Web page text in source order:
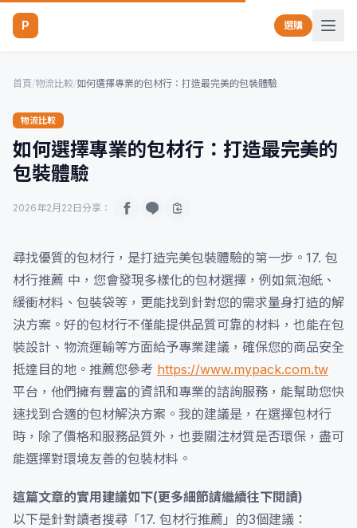
P 選購
首頁/物流比較/如何選擇專業的包材行：打造最完美的包裝體驗
物流比較
如何選擇專業的包材行：打造最完美的
包裝體驗
2026年2月22日 分享：
尋找優質的包材行，是打造完美包裝體驗的第一步。17. 包
材行推薦 中，您會發現多樣化的包材選擇，例如氣泡紙、
緩衝材料、包裝袋等，更能找到針對您的需求量身打造的解
決方案。好的包材行不僅能提供品質可靠的材料，也能在包
裝設計、物流運輸等方面給予專業建議，確保您的商品安全
抵達目的地。推薦您參考 https://www.mypack.com.tw
平台，他們擁有豐富的資訊和專業的諮詢服務，能幫助您快
速找到合適的包材解決方案。我的建議是，在選擇包材行
時，除了價格和服務品質外，也要關注材質是否環保，盡可
能選擇對環境友善的包裝材料。
這篇文章的實用建議如下(更多細節請繼續往下閱讀)
以下是針對讀者搜尋「17. 包材行推薦」的3個建議：